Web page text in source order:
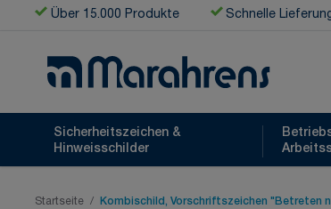
Zum Inhalt springen
Über 15.000 Produkte Schnelle Lieferung
Sicherheitszeichen &
Hinweisschilder
Startseite / Kombischild, Vorschriftszeichen "Betreten